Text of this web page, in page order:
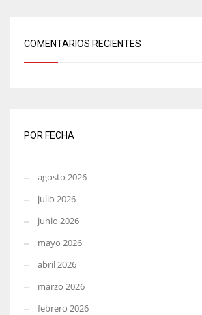
COMENTARIOS RECIENTES
POR FECHA
agosto 2026
julio 2026
junio 2026
mayo 2026
abril 2026
marzo 2026
febrero 2026